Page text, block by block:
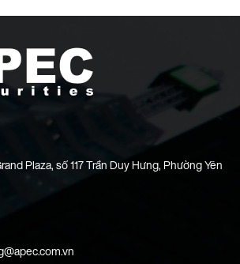
Plaza, số 117 Trần Duy Hưng, Phường Yên